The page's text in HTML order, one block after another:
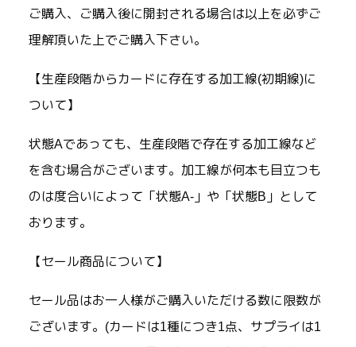
ご購入、ご購入後に開封される場合は以上を必ずご
理解頂いた上でご購入下さい。
【生産段階からカードに存在する加工線(初期線)に
ついて】
状態Aであっても、生産段階で存在する加工線など
を含む場合がございます。加工線が何本も目立つも
のは度合いによって「状態A-」や「状態B」として
おります。
【セール商品について】
セール品はお一人様がご購入いただける数に限数が
ございます。(カードは1種につき1点、サプライは1